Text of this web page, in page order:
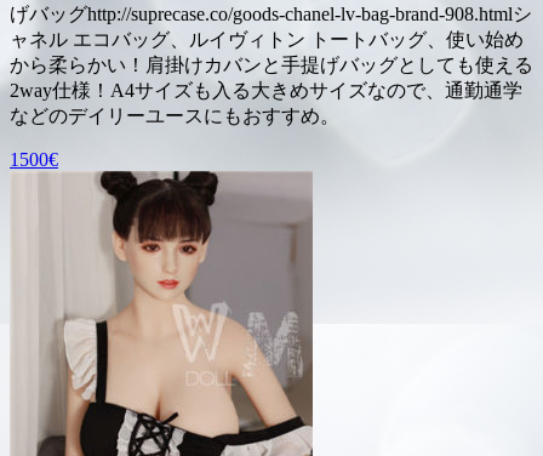
げバッグhttp://suprecase.co/goods-chanel-lv-bag-brand-908.htmlシ
ャネル エコバッグ、ルイヴィトン トートバッグ、使い始め
から柔らかい！肩掛けカバンと手提げバッグとしても使える
2way仕様！A4サイズも入る大きめサイズなので、通勤通学
などのデイリーユースにもおすすめ。
1500€